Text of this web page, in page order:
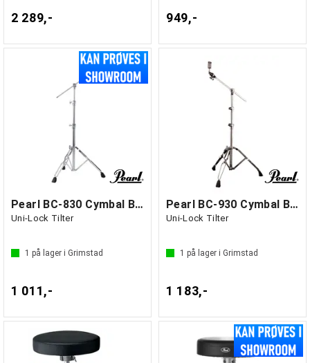
2 289,- 949,-
Pearl BC-830 Cymbal Boom Stand
Uni-Lock Tilter
1 på lager i Grimstad
1 011,-
Pearl BC-930 Cymbal Boom Stand
Uni-Lock Tilter
1 på lager i Grimstad
1 183,-